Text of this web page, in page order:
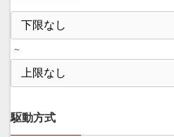
～
駆動方式